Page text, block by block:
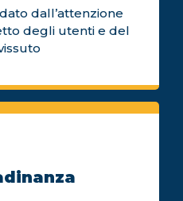
dall’attenzione
degli utenti e del